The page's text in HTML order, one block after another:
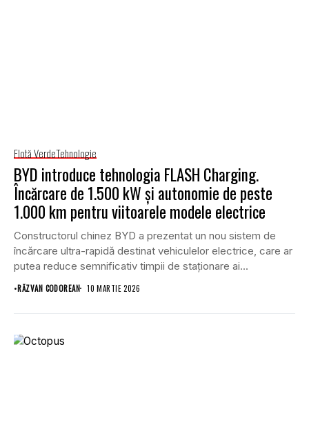
Flotă VerdeTehnologie
BYD introduce tehnologia FLASH Charging.
Încărcare de 1.500 kW și autonomie de peste
1.000 km pentru viitoarele modele electrice
Constructorul chinez BYD a prezentat un nou sistem de
încărcare ultra-rapidă destinat vehiculelor electrice, care ar
putea reduce semnificativ timpii de staționare ai...
•RĂZVAN CODOREAN 10 MARTIE 2026